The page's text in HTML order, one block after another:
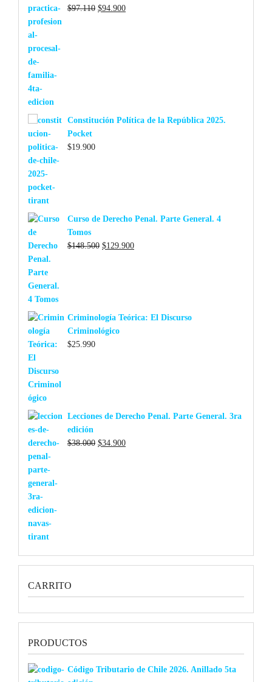
$97.110 El
$94.900El
Constitución Política de la República 2025.
Pocket
$19.900
Curso de Derecho Penal. Parte General. 4
Tomos
$148.500 El
$129.900El
Criminología Teórica: El Discurso
Criminológico
$25.990
Lecciones de Derecho Penal. Parte General. 3ra
edición
$38.000 El
$34.900El
CARRITO
PRODUCTOS
Código Tributario de Chile 2026. Anillado 5ta